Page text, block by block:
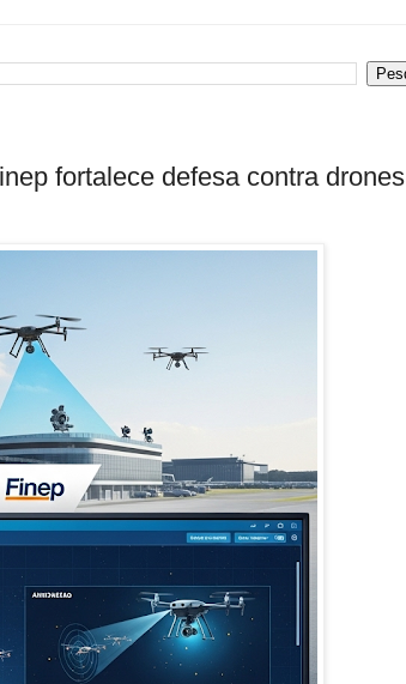
fortalece defesa contra drones